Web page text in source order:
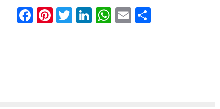
Facebook
Pinterest
Twitter
LinkedIn
WhatsApp
Email